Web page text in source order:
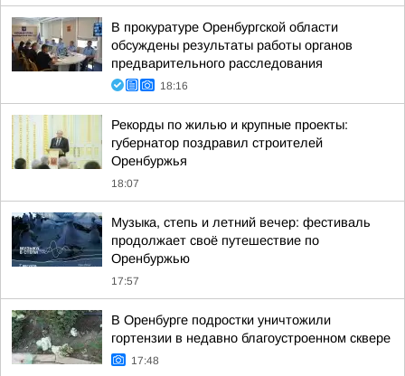
В прокуратуре Оренбургской области
обсуждены результаты работы органов
предварительного расследования
18:16
Рекорды по жилью и крупные проекты:
губернатор поздравил строителей
Оренбуржья
18:07
Музыка, степь и летний вечер: фестиваль
продолжает своё путешествие по
Оренбуржью
17:57
В Оренбурге подростки уничтожили
гортензии в недавно благоустроенном сквере
17:48